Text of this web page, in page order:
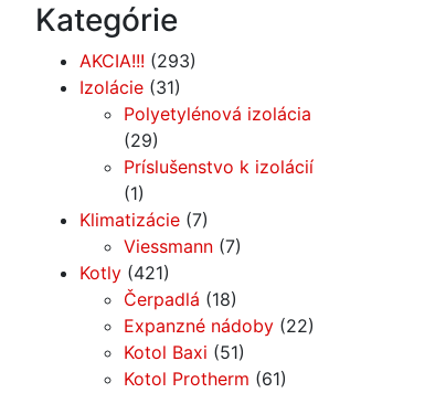
Kategórie
AKCIA!!! (293)
Izolácie (31)
Polyetylénová izolácia
(29)
Príslušenstvo k izolácií
(1)
Klimatizácie (7)
Viessmann (7)
Kotly (421)
Čerpadlá (18)
Expanzné nádoby (22)
Kotol Baxi (51)
Kotol Protherm (61)